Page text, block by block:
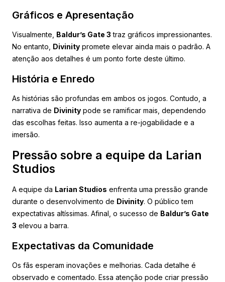
Gráficos e Apresentação
Visualmente, Baldur’s Gate 3 traz gráficos impressionantes.
No entanto, Divinity promete elevar ainda mais o padrão. A
atenção aos detalhes é um ponto forte deste último.
História e Enredo
As histórias são profundas em ambos os jogos. Contudo, a
narrativa de Divinity pode se ramificar mais, dependendo
das escolhas feitas. Isso aumenta a re-jogabilidade e a
imersão.
Pressão sobre a equipe da Larian
Studios
A equipe da Larian Studios enfrenta uma pressão grande
durante o desenvolvimento de Divinity. O público tem
expectativas altíssimas. Afinal, o sucesso de Baldur’s Gate
3 elevou a barra.
Expectativas da Comunidade
Os fãs esperam inovações e melhorias. Cada detalhe é
observado e comentado. Essa atenção pode criar pressão